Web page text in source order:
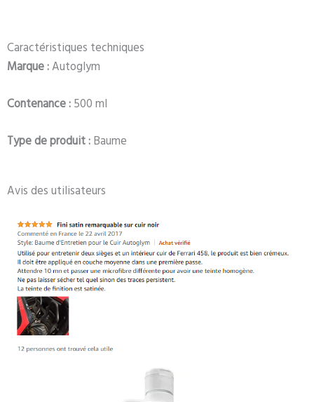
Caractéristiques techniques
Marque :Autoglym
Contenance :500 ml
Type de produit :Baume
Avis des utilisateurs